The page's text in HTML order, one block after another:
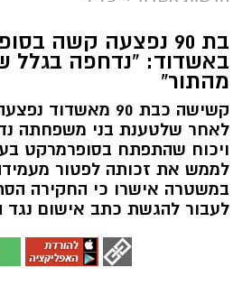
בת 90 נפצעה קשה
באשדוד: “נדחפה בגלל
מהתור”
קשישה כבת 90
לאחר שלטענת בני משפחתה
ויכוח שהתפתח בסופרמרקט
לממש את זכותה לפטור
במשטרה אישרו כי החקירה
לעבור להגשת כתב אישום נגד